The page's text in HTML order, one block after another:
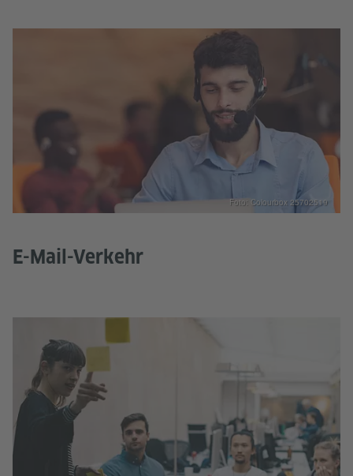
E-Mail-Verkehr
Foto: Colourbox 25702519